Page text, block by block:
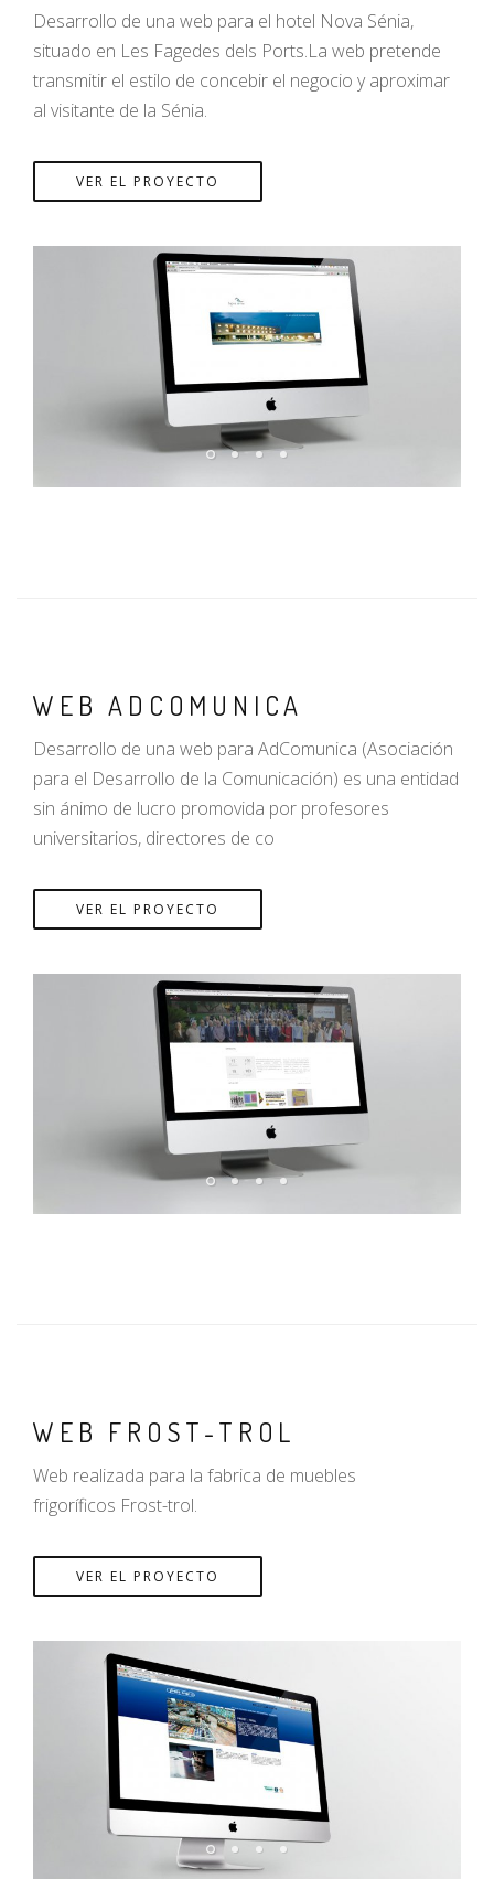
Desarrollo de una web para el hotel Nova Sénia,
situado en Les Fagedes dels Ports.La web pretende
transmitir el estilo de concebir el negocio y aproximar
al visitante de la Sénia.
VER EL PROYECTO
WEB ADCOMUNICA
Desarrollo de una web para AdComunica (Asociación
para el Desarrollo de la Comunicación) es una entidad
sin ánimo de lucro promovida por profesores
universitarios, directores de co
VER EL PROYECTO
WEB FROST-TROL
Web realizada para la fabrica de muebles
frigoríficos Frost-trol.
VER EL PROYECTO